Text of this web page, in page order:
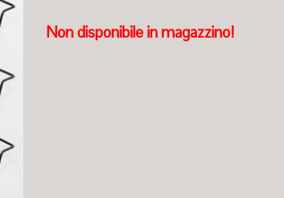
Non disponibile in magazzino!